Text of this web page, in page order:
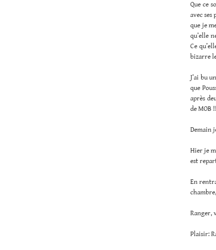
Que ce
avec
que je
qu’elle
Ce
bizarre
J’ai bu
que
après
de MOB
Demain
Hier je
est
En
Ranger,
Plaisir: